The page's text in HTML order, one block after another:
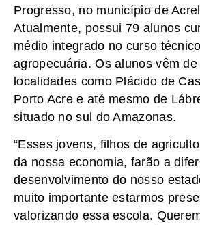
Progresso, no município de
Atualmente, possui 79 alunos
médio integrado no curso
agropecuária. Os alunos vêm
localidades como Plácido de
Porto Acre e até mesmo de
situado no sul do Amazonas.
“Esses jovens, filhos de
da nossa economia, farão a
desenvolvimento do nosso
muito importante estarmos
valorizando essa escola.